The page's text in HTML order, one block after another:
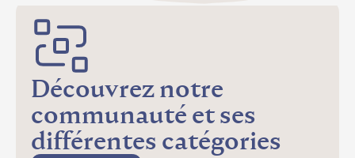
Découvrez notre
communauté et ses
différentes catégories